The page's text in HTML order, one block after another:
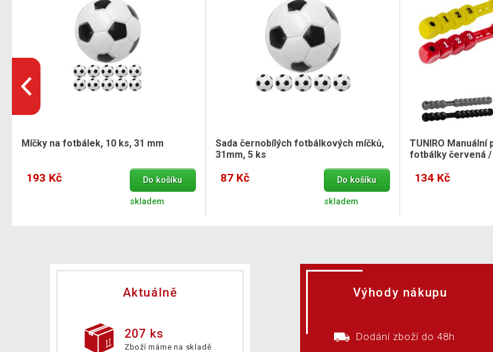
Míčky na fotbálek, 10 ks, 31 mm
193 Kč Do košíku
skladem
Sada černobílých fotbálkových míčků,
31mm, 5 ks
87 Kč Do košíku
skladem
TUNIRO Manuální
fotbálky červená /
134 Kč
Aktuálně
207 ks
Zboží máme na skladě
Výhody nákupu
Dodání zboží do 48h